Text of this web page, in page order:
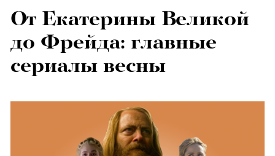
От Екатерины Великой
до Фрейда: главные
сериалы весны